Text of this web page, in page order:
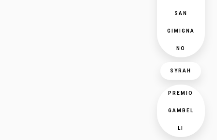
SAN
GIMIGNA
NO
SYRAH
PREMIO
GAMBEL
LI